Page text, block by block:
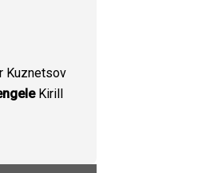
Kuznetsov
Kirill